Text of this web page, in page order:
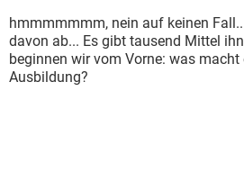
hmmmmmmm, nein auf keinen
davon ab... Es gibt tausend Mittel
beginnen wir vom Vorne: was macht
Ausbildung?